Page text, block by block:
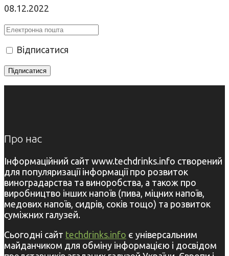
08.12.2022
Відписатися
Про нас
Інформаційний сайт www.techdrinks.info створений
для популяризації інформації про розвиток
виноградарства та виноробства, а також про
виробництво інших напоїв (пива, міцних напоїв,
медових напоїв, сидрів, соків тощо) та розвиток
суміжних галузей.
Сьогодні сайт techdrinks.info є універсальним
майданчиком для обміну інформацією і досвідом